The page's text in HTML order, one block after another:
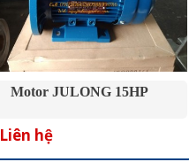
Motor JULONG 15HP
Liên hệ